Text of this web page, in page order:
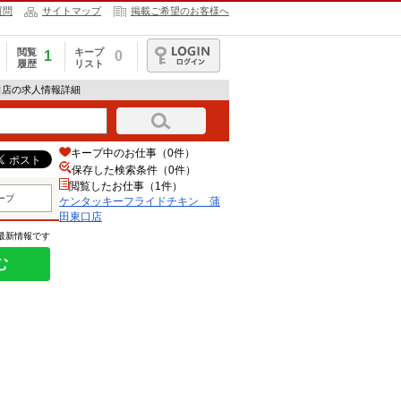
問 サイトマップ 掲載ご希望のお客様へ
閲覧
履歴
1
キープ
リスト
0
ログイン
の求人情報詳細
プ
新情報です
キープ中のお仕事（0件）
保存した検索条件（0件）
閲覧したお仕事（1件）
ケンタッキーフライドチキン 蒲
田東口店